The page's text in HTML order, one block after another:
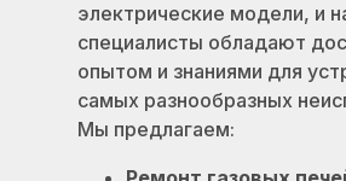
электрические модели, и
специалисты обладают
опытом и знаниями для
самых разнообразных
Мы предлагаем: